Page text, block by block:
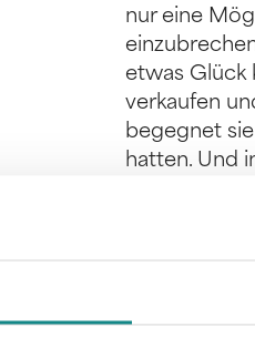
nur eine
etwas Glück
verkaufen
begegnet
hatten. Und
für sie,